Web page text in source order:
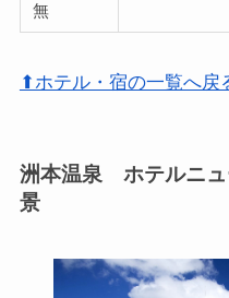
無
⬆ホテル・宿の一覧へ戻
洲本温泉 ホテルニ
景